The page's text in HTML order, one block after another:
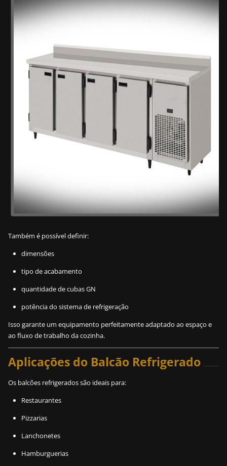
Também é possível definir:
dimensões
tipo de acabamento
quantidade de cubas GN
potência do sistema de refrigeração
Isso garante um equipamento perfeitamente adaptado ao espaço e
ao fluxo de trabalho da cozinha.
Aplicações do Balcão Refrigerado
Os balcões refrigerados são ideais para:
Restaurantes
Pizzarias
Lanchonetes
Hamburguerias